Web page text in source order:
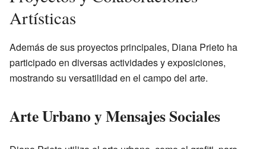
Artísticas
Además de sus proyectos principales, Diana Prieto ha
participado en diversas actividades y exposiciones,
mostrando su versatilidad en el campo del arte.
Arte Urbano y Mensajes Sociales